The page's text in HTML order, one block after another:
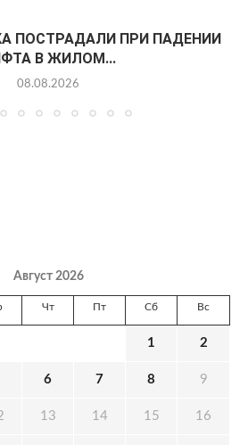
ПОСТРАДАЛИ ПРИ ПАДЕНИИ
В ЖИЛОМ...
08.08.2026
Август 2026
Чт Пт Сб Вс
1 2
6 7 8 9
13 14 15 16